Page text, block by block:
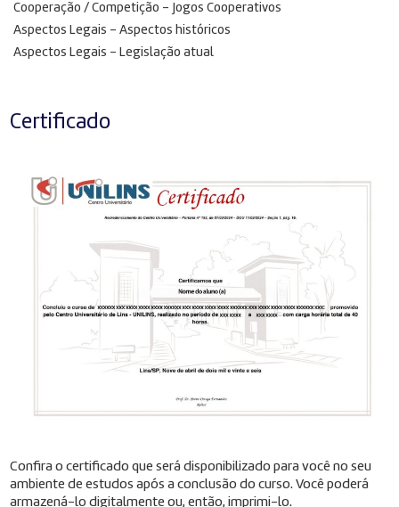
Cooperação / Competição – Jogos Cooperativos
Aspectos Legais – Aspectos históricos
Aspectos Legais – Legislação atual
Certificado
Confira o certificado que será disponibilizado para você no seu
ambiente de estudos após a conclusão do curso. Você poderá
armazená-lo digitalmente ou, então, imprimi-lo.